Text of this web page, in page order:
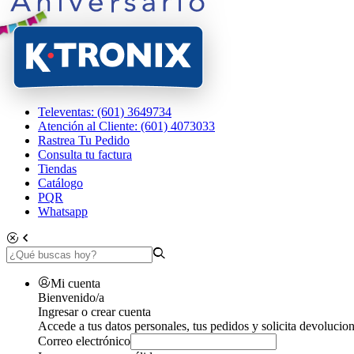
Televentas: (601) 3649734
Atención al Cliente: (601) 4073033
Rastrea Tu Pedido
Consulta tu factura
Tiendas
Catálogo
PQR
Whatsapp
Mi cuenta
Bienvenido/a
Ingresar o crear cuenta
Accede a tus datos personales, tus pedidos y solicita
Correo electrónico